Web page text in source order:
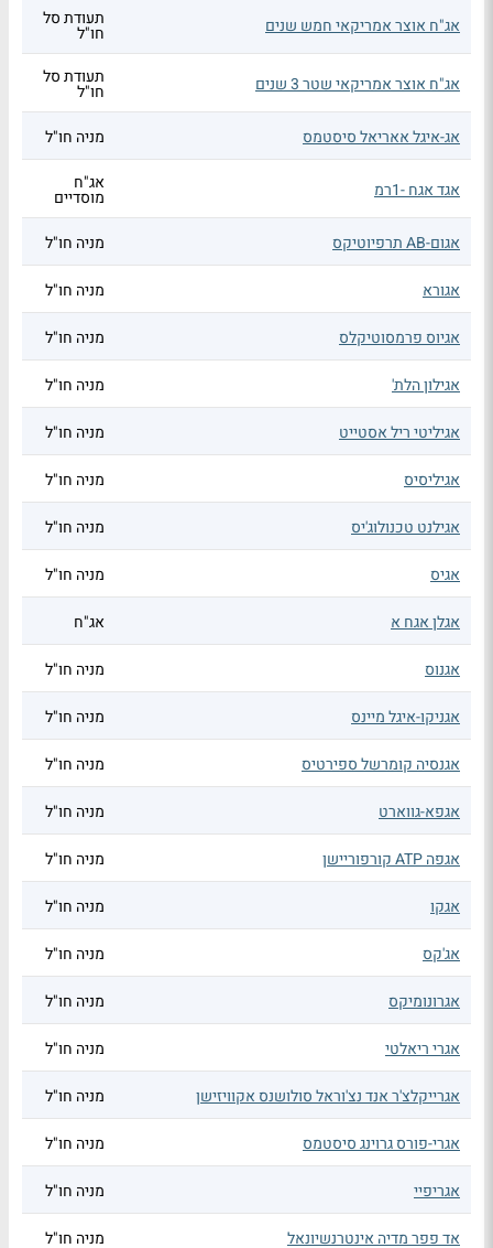
אג"ח אוצר אמריקאי חמש שנים תעודת סל
חו"ל
אג"ח אוצר אמריקאי שטר 3 שנים תעודת סל
חו"ל
אג-איגל אאריאל סיסטמס
מניה חו"ל
אגד אגח -1רמ אג"ח
מוסדיים
אגום-AB תרפיוטיקס
מניה חו"ל
אגורא מניה חו"ל
אגיוס פרמסוטיקלס מניה חו"ל
אגילון הלת' מניה חו"ל
אגיליטי ריל אסטייט מניה חו"ל
אגיליסיס מניה חו"ל
אגילנט טכנולוג'יס מניה חו"ל
אגיס מניה חו"ל
אגלן אגח א אג"ח
אגנוס מניה חו"ל
אגניקו-איגל מיינס מניה חו"ל
אגנסיה קומרשל ספירטיס מניה חו"ל
אגפא-גווארט מניה חו"ל
אגפה ATP קורפוריישן מניה חו"ל
אגקו מניה חו"ל
אג'קס מניה חו"ל
אגרונומיקס מניה חו"ל
אגרי ריאלטי מניה חו"ל
אגרייקלצ'ר אנד נצ'וראל סולושנס אקוויזישן מניה חו"ל
אגרי-פורס גרוינג סיסטמס מניה חו"ל
אגריפיי מניה חו"ל
אד פפר מדיה אינטרנשיונאל מניה חו"ל